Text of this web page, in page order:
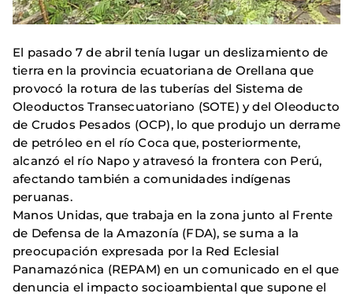
El pasado 7 de abril tenía lugar un deslizamiento de
tierra en la provincia ecuatoriana de Orellana que
provocó la rotura de las tuberías del Sistema de
Oleoductos Transecuatoriano (SOTE) y del Oleoducto
de Crudos Pesados (OCP), lo que produjo un derrame
de petróleo en el río Coca que, posteriormente,
alcanzó el río Napo y atravesó la frontera con Perú,
afectando también a comunidades indígenas
peruanas.
Manos Unidas, que trabaja en la zona junto al Frente
de Defensa de la Amazonía (FDA), se suma a la
preocupación expresada por la Red Eclesial
Panamazónica (REPAM) en un comunicado en el que
denuncia el impacto socioambiental que supone el